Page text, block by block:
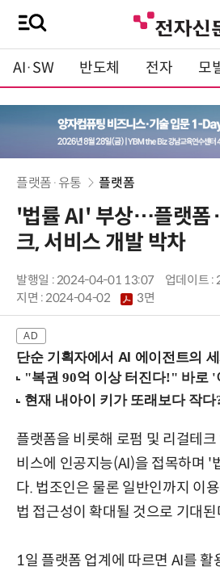
AI·SW 반도체 전자 모
플랫폼·유통 플랫폼
'법률 AI' 부상…플랫폼·
크, 서비스 개발 박차
발행일 : 2024-04-01 13:07
업데이트
지면 :2024-04-02 3면
단순 기획자에서 AI 에이전트의 세계관을 만드는 지식
플랫폼을 비롯해 로펌 및 리걸테
비스에 인공지능(AI)을 접목하며 '
다. 법조인은 물론 일반인까지 이
법 접근성이 확대될 것으로 기대된
1일 플랫폼 업계에 따르면 AI를 활